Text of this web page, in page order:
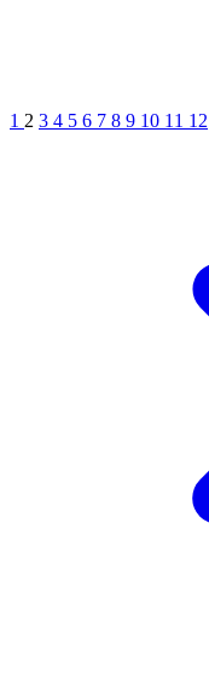
1 2 3 4 5 6 7 8 9 10 11 12